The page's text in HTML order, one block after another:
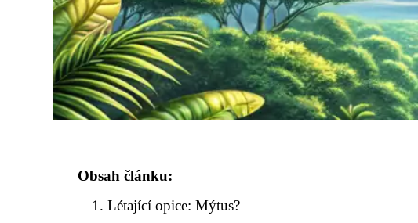
Obsah článku:
Létající opice: Mýtus?